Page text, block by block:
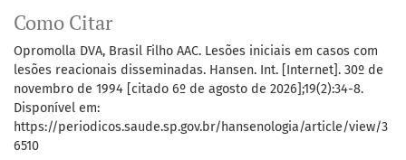
Como Citar
Opromolla DVA, Brasil Filho AAC. Lesões iniciais em casos com
lesões reacionais disseminadas. Hansen. Int. [Internet]. 30º de
novembro de 1994 [citado 6º de agosto de 2026];19(2):34-8.
Disponível em:
https://periodicos.saude.sp.gov.br/hansenologia/article/view/3
6510